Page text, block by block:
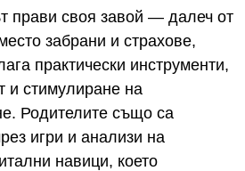
прави своя завой — далеч от
забрани и страхове,
практически инструменти,
и стимулиране на
Родителите също са
игри и анализи на
навици, което